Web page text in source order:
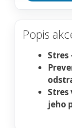
Popis
Stres
Stres
jeho